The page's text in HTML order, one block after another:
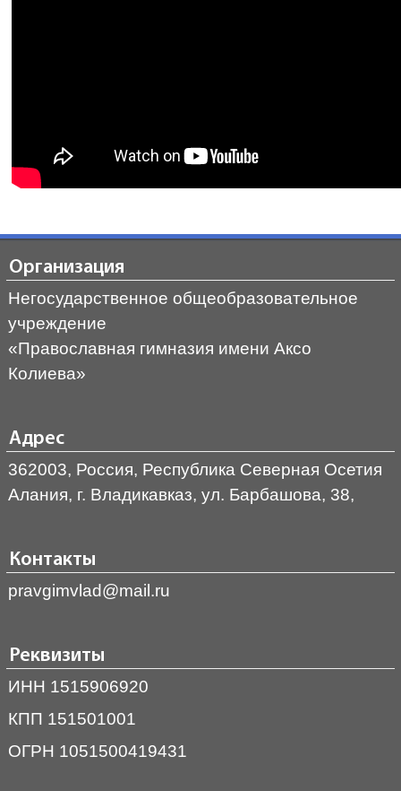
Организация
Негосударственное общеобразовательное
учреждение
«Православная гимназия имени Аксо
Колиева»
Адрес
362003, Россия, Республика Северная Осетия
Алания, г. Владикавказ, ул. Барбашова, 38,
Контакты
pravgimvlad@mail.ru
Реквизиты
ИНН 1515906920
КПП 151501001
ОГРН 1051500419431